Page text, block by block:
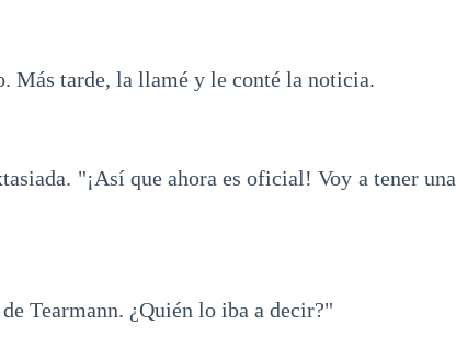
Más tarde, la llamé y le conté la noticia.
"¡Así que ahora es oficial! Voy a tener una
Tearmann. ¿Quién lo iba a decir?"